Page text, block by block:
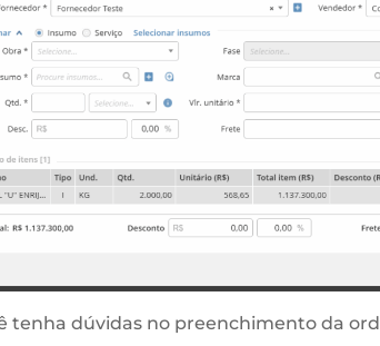
tenha dúvidas no preenchimento da